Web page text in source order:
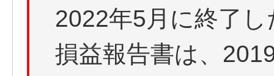
2022年5月に終了
損益報告書は、